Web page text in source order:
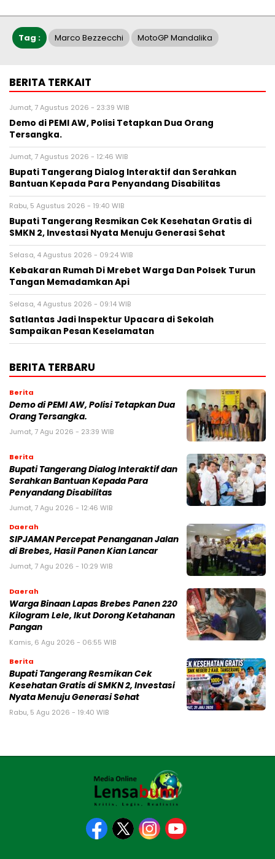
Tag : Marco Bezzecchi MotoGP Mandalika
BERITA TERKAIT
Jumat, 7 Agustus 2026 - 23:39 WIB
Demo di PEMI AW, Polisi Tetapkan Dua Orang
Tersangka.
Jumat, 7 Agustus 2026 - 12:46 WIB
Bupati Tangerang Dialog Interaktif dan Serahkan
Bantuan Kepada Para Penyandang Disabilitas
Rabu, 5 Agustus 2026 - 19:40 WIB
‎Bupati Tangerang Resmikan Cek Kesehatan Gratis di
SMKN 2, Investasi Nyata Menuju Generasi Sehat
Selasa, 4 Agustus 2026 - 09:24 WIB
Kebakaran Rumah Di Mrebet Warga Dan Polsek Turun
Tangan Memadamkan Api
Selasa, 4 Agustus 2026 - 09:14 WIB
Satlantas Jadi Inspektur Upacara di Sekolah
Sampaikan Pesan Keselamatan
BERITA TERBARU
Berita
Demo di PEMI AW, Polisi Tetapkan Dua
Orang Tersangka.
Jumat, 7 Agu 2026 - 23:39 WIB
Berita
Bupati Tangerang Dialog Interaktif dan
Serahkan Bantuan Kepada Para
Penyandang Disabilitas
Jumat, 7 Agu 2026 - 12:46 WIB
Daerah
SIPJAMAN Percepat Penanganan Jalan
di Brebes, Hasil Panen Kian Lancar
Jumat, 7 Agu 2026 - 10:29 WIB
Daerah
Warga Binaan Lapas Brebes Panen 220
Kilogram Lele, Ikut Dorong Ketahanan
Pangan
Kamis, 6 Agu 2026 - 06:55 WIB
Berita
‎Bupati Tangerang Resmikan Cek
Kesehatan Gratis di SMKN 2, Investasi
Nyata Menuju Generasi Sehat
Rabu, 5 Agu 2026 - 19:40 WIB